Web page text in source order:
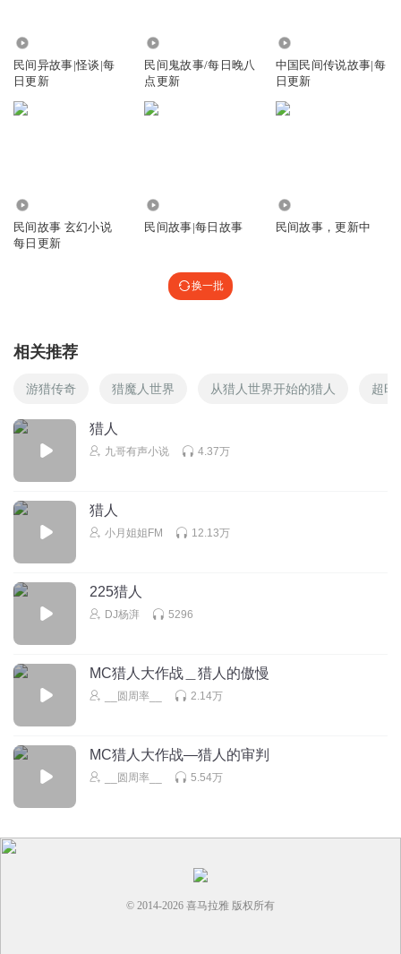
太值了吧！！！
民间异故事|怪谈|每
日更新
民间鬼故事/每日晚八
点更新
中国民间传说故事|每
日更新
民间故事 玄幻小说
每日更新
民间故事|每日故事 民间故事，更新中
换一批
相关推荐
游猎传奇 猎魔人世界 从猎人世界开始的猎人 超时
猎人
九哥有声小说 4.37万
猎人
小月姐姐FM 12.13万
225猎人
DJ杨湃 5296
MC猎人大作战＿猎人的傲慢
__圆周率__ 2.14万
MC猎人大作战—猎人的审判
__圆周率__ 5.54万
© 2014-2026 喜马拉雅 版权所有